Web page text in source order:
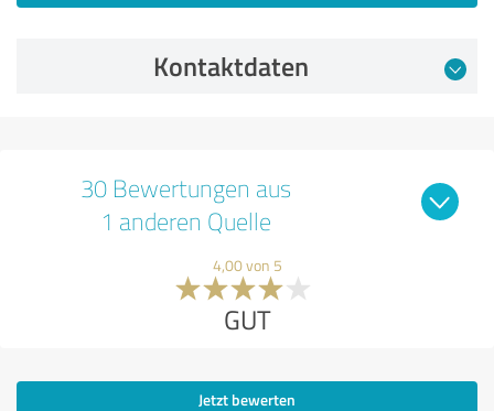
Kontaktdaten
30 Bewertungen aus
1 anderen Quelle
4,00 von 5
GUT
Jetzt bewerten